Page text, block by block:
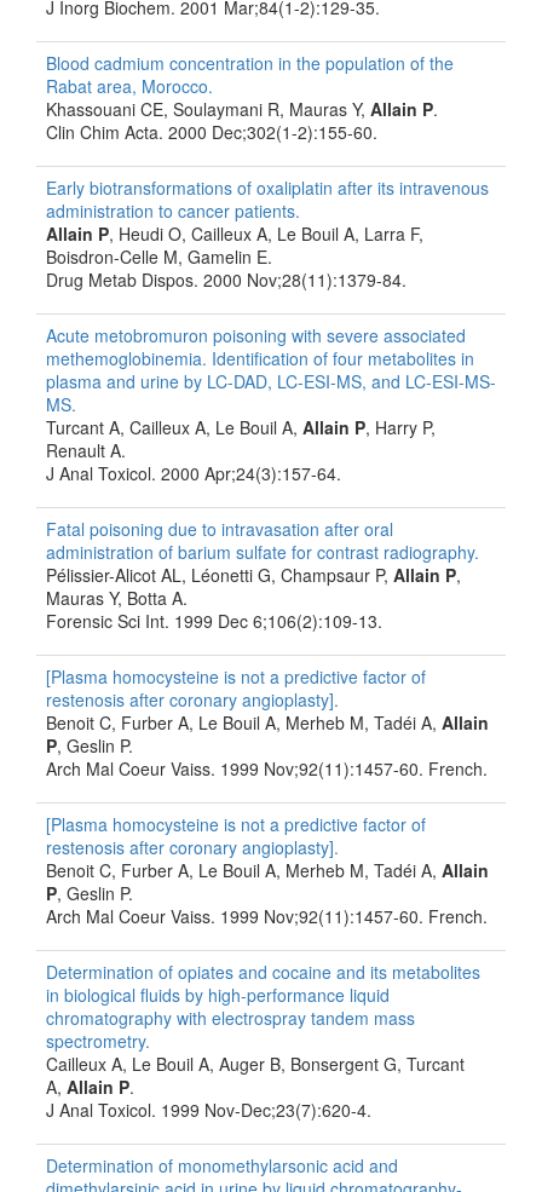
J Inorg Biochem. 2001 Mar;84(1-2):129-35.
Blood cadmium concentration in the population of the
Rabat area, Morocco.
Khassouani CE, Soulaymani R, Mauras Y, Allain P.
Clin Chim Acta. 2000 Dec;302(1-2):155-60.
Early biotransformations of oxaliplatin after its intravenous
administration to cancer patients.
Allain P, Heudi O, Cailleux A, Le Bouil A, Larra F,
Boisdron-Celle M, Gamelin E.
Drug Metab Dispos. 2000 Nov;28(11):1379-84.
Acute metobromuron poisoning with severe associated
methemoglobinemia. Identification of four metabolites in
plasma and urine by LC-DAD, LC-ESI-MS, and LC-ESI-MS-
MS.
Turcant A, Cailleux A, Le Bouil A, Allain P, Harry P,
Renault A.
J Anal Toxicol. 2000 Apr;24(3):157-64.
Fatal poisoning due to intravasation after oral
administration of barium sulfate for contrast radiography.
Pélissier-Alicot AL, Léonetti G, Champsaur P, Allain P,
Mauras Y, Botta A.
Forensic Sci Int. 1999 Dec 6;106(2):109-13.
[Plasma homocysteine is not a predictive factor of
restenosis after coronary angioplasty].
Benoit C, Furber A, Le Bouil A, Merheb M, Tadéi A, Allain
P, Geslin P.
Arch Mal Coeur Vaiss. 1999 Nov;92(11):1457-60. French.
[Plasma homocysteine is not a predictive factor of
restenosis after coronary angioplasty].
Benoit C, Furber A, Le Bouil A, Merheb M, Tadéi A, Allain
P, Geslin P.
Arch Mal Coeur Vaiss. 1999 Nov;92(11):1457-60. French.
Determination of opiates and cocaine and its metabolites
in biological fluids by high-performance liquid
chromatography with electrospray tandem mass
spectrometry.
Cailleux A, Le Bouil A, Auger B, Bonsergent G, Turcant
A, Allain P.
J Anal Toxicol. 1999 Nov-Dec;23(7):620-4.
Determination of monomethylarsonic acid and